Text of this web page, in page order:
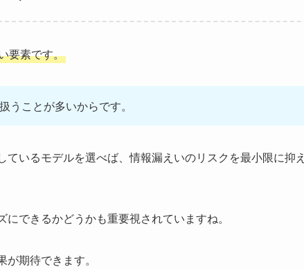
要素です。
うことが多いからです。
いるモデルを選べば、情報漏えいのリスクを最小限に抑え
できるかどうかも重要視されていますね。
期待できます。